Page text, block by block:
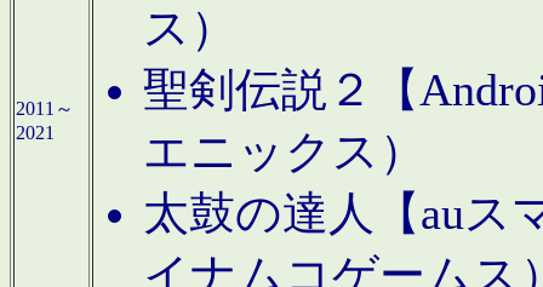
2011～
2021
ス）
聖剣伝説２【
エニックス）
太鼓の達人【auス
イナムコゲームス